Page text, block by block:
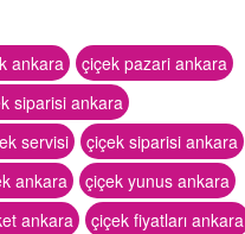
ankara
çiçek pazari ankara
siparisi ankara
servisi
çiçek siparisi ankara
ankara
çiçek yunus ankara
ankara
çiçek fiyatları ankara